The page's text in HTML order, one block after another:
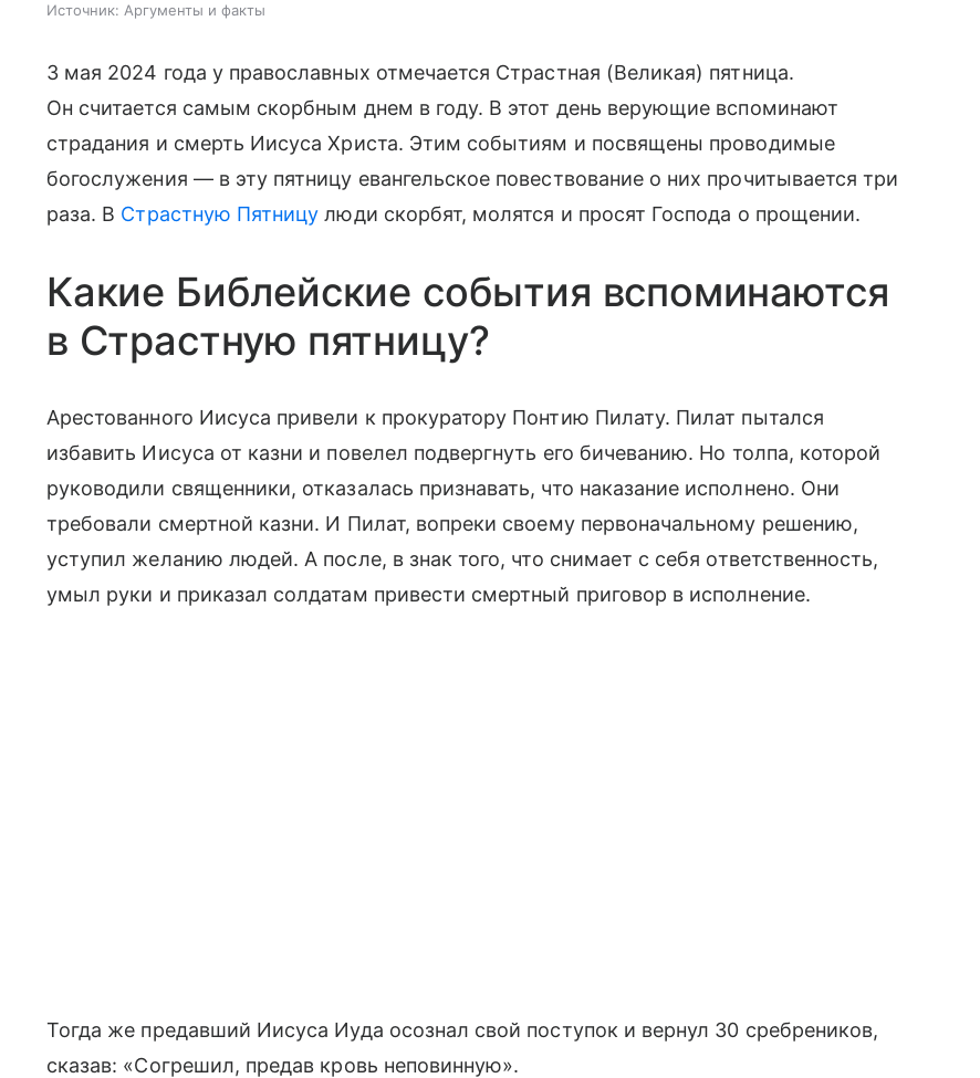
Источник: Аргументы и факты
3 мая 2024 года у православных отмечается Страстная (Великая) пятница.
Он считается самым скорбным днем в году. В этот день верующие вспоминают
страдания и смерть Иисуса Христа. Этим событиям и посвящены проводимые
богослужения — в эту пятницу евангельское повествование о них прочитывается три
раза. В Страстную Пятницу люди скорбят, молятся и просят Господа о прощении.
Какие Библейские события вспоминаются
в Страстную пятницу?
Арестованного Иисуса привели к прокуратору Понтию Пилату. Пилат пытался
избавить Иисуса от казни и повелел подвергнуть его бичеванию. Но толпа, которой
руководили священники, отказалась признавать, что наказание исполнено. Они
требовали смертной казни. И Пилат, вопреки своему первоначальному решению,
уступил желанию людей. А после, в знак того, что снимает с себя ответственность,
умыл руки и приказал солдатам привести смертный приговор в исполнение.
Тогда же предавший Иисуса Иуда осознал свой поступок и вернул 30 сребреников,
сказав: «Согрешил, предав кровь неповинную».